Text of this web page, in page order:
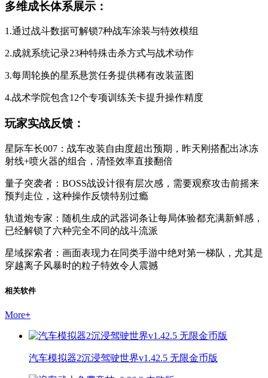
多维成长体系展示：
1.通过战斗数据可解锁7种战车涂装与特效模组
2.成就系统记录23种特殊击杀方式与战术动作
3.每周轮换的星系悬赏任务提供稀有改装蓝图
4.战术学院包含12个专项训练关卡提升操作精度
玩家实战反馈：
星际车长007：战车改装自由度超出预期，昨天刚搭配出冰冻
射线+喷火器的组合，清怪效率直接翻倍
量子突袭者：BOSS战设计很有层次感，需要观察攻击前摇来
预判走位，这种操作反馈特别过瘾
轨道炮专家：随机生成的武器词条让每局体验都充满新鲜感，
已经解锁了六种完全不同的战斗流派
星域探索者：画面表现力在同类手游中绝对第一梯队，尤其是
穿越离子风暴时的粒子特效令人震撼
相关软件
More+
汽车模拟器2沉浸驾驶世界v1.42.5 无限金币版